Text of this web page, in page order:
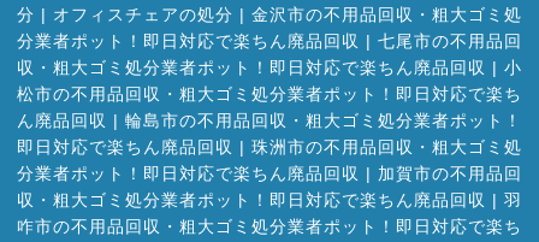
分 | オフィスチェアの処分 | 金沢市の不用品回収・粗大ゴミ処
分業者ポット！即日対応で楽ちん廃品回収 | 七尾市の不用品回
収・粗大ゴミ処分業者ポット！即日対応で楽ちん廃品回収 | 小
松市の不用品回収・粗大ゴミ処分業者ポット！即日対応で楽ち
ん廃品回収 | 輪島市の不用品回収・粗大ゴミ処分業者ポット！
即日対応で楽ちん廃品回収 | 珠洲市の不用品回収・粗大ゴミ処
分業者ポット！即日対応で楽ちん廃品回収 | 加賀市の不用品回
収・粗大ゴミ処分業者ポット！即日対応で楽ちん廃品回収 | 羽
咋市の不用品回収・粗大ゴミ処分業者ポット！即日対応で楽ち